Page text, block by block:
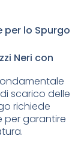
per lo Spurgo
Neri con
scarico delle
richiede
per garantire